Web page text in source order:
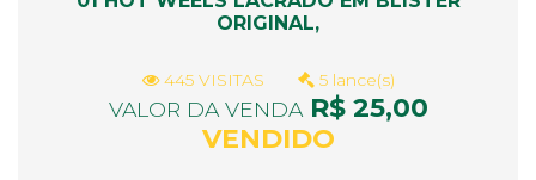
ORIGINAL,
445 VISITAS 5 lance(s)
VALOR DA VENDAR$ 25,00
VENDIDO